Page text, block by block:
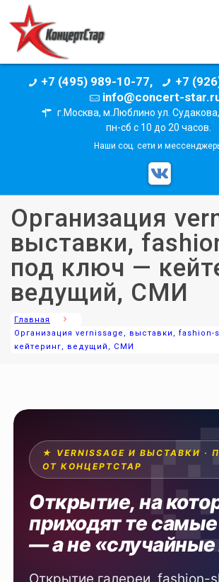
+7 (495) 989-10-77,
+7
info@concert-
г.Москва, м.Люблино ул.
пн-сб с 10 до 20 часов.
Наши соц. сети и
Организация
выставки,
под ключ —
ведущий, СМИ
Главная
Организация vernissage, выставки,
кейтеринг, ведущий, СМИ
★ VERNISSAGE И ВЫСТАВКИ ·
ОТ КОНЦЕРТСТАР
Открытие, на
приходят те самые
— а не